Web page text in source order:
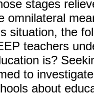
stages
omnilateral
situation, the
teachers
is?
to
about